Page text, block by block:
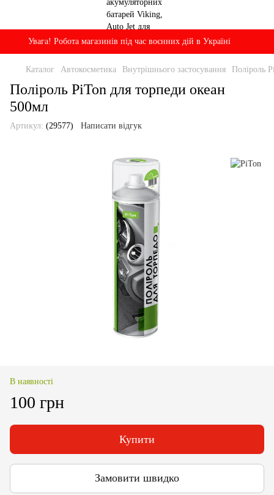
Увага! Робота магазинів під час воєнних дій в Україні
Каталог Автокосметика Внутрішнього застосування Поліроль
Поліроль PiTon для торпеди океан
500мл
Артикул: (29577) Написати відгук
В наявності
100 грн
Купити
Замовити швидко